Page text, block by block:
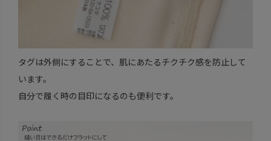
タグは外側にすることで、肌にあたるチクチク感を防止して
います。
自分で履く時の目印になるのも便利です。